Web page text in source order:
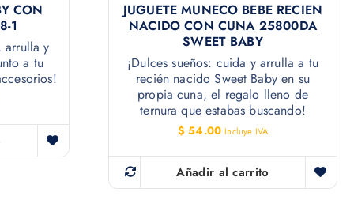
CON
1
arrulla y
a tu
JUGUETE MUNECO BEBE RECIEN
NACIDO CON CUNA 25800DA
SWEET BABY
¡Dulces sueños: cuida y arrulla a tu
recién nacido Sweet Baby en su
propia cuna, el regalo lleno de
ternura que estabas buscando!
$ 54.00 Incluye IVA
Añadir al carrito